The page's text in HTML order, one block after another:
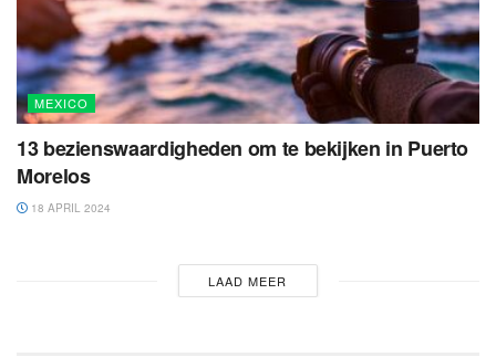
MEXICO
13 bezienswaardigheden om te bekijken in Puerto
Morelos
18 APRIL 2024
LAAD MEER